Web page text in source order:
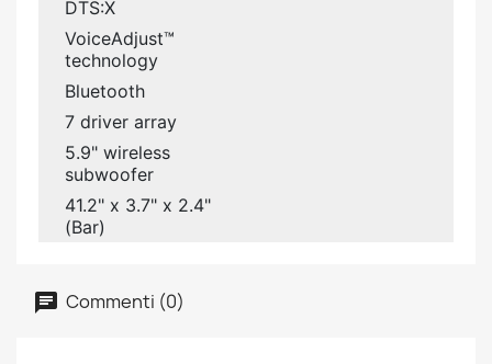
DTS:X
VoiceAdjust™
technology
Bluetooth
7 driver array
5.9" wireless
subwoofer
41.2" x 3.7" x 2.4"
(Bar)
Commenti (0)